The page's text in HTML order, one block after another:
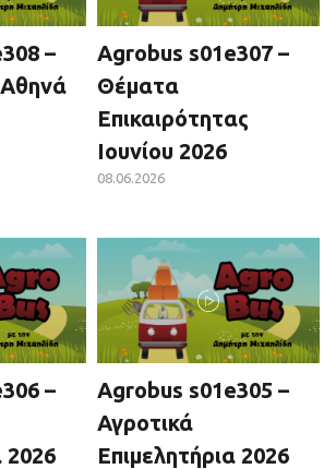
–
Agrobus s01e307 –
Θέματα
Επικαιρότητας
Ιουνίου 2026
08.06.2026
–
2026
Agrobus s01e305 –
Αγροτικά
Επιμελητήρια 2026